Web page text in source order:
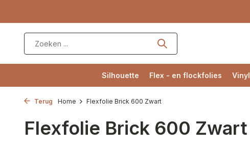
Silhouette Flex - en flockfolies Vinyl
Terug Home Flexfolie Brick 600 Zwart
Flexfolie Brick 600 Zwart